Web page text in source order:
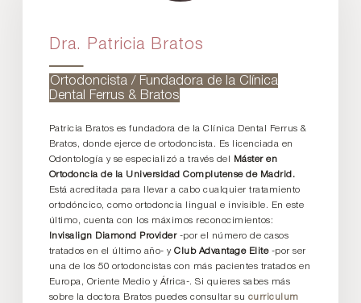
Dra. Patricia Bratos
Ortodoncista / Fundadora de la Clínica
Dental Ferrus & Bratos
Patricia Bratos es fundadora de la Clínica Dental Ferrus &
Bratos, donde ejerce de ortodoncista. Es licenciada en
Odontología y se especializó a través del
Máster en
Ortodoncia de la Universidad Complutense de Madrid.
Está acreditada para llevar a cabo cualquier tratamiento
ortodóncico, como ortodoncia lingual e invisible. En este
último, cuenta con los máximos reconocimientos:
Invisalign Diamond Provider-por el número de casos
tratados en el último año- yClub Advantage Elite-por ser
una de los 50 ortodoncistas con más pacientes tratados en
Europa, Oriente Medio y África-. Si quieres sabes más
sobre la doctora Bratos puedes consultar su curriculum